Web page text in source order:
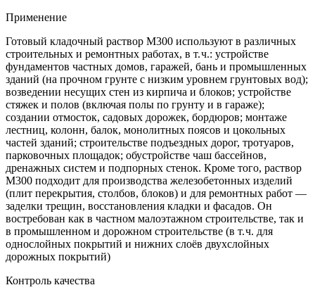
Применение
Готовый кладочный раствор М300 используют в различных
строительных и ремонтных работах, в т. ч.: устройстве
фундаментов частных домов, гаражей, бань и промышленных
зданий (на прочном грунте с низким уровнем грунтовых вод);
возведении несущих стен из кирпича и блоков; устройстве
стяжек и полов (включая полы по грунту и в гараже);
создании отмосток, садовых дорожек, бордюров; монтаже
лестниц, колонн, балок, монолитных поясов и цокольных
частей зданий; строительстве подъездных дорог, тротуаров,
парковочных площадок; обустройстве чаш бассейнов,
дренажных систем и подпорных стенок. Кроме того, раствор
М300 подходит для производства железобетонных изделий
(плит перекрытия, столбов, блоков) и для ремонтных работ —
заделки трещин, восстановления кладки и фасадов. Он
востребован как в частном малоэтажном строительстве, так и
в промышленном и дорожном строительстве (в т. ч. для
однослойных покрытий и нижних слоёв двухслойных
дорожных покрытий)
Контроль качества